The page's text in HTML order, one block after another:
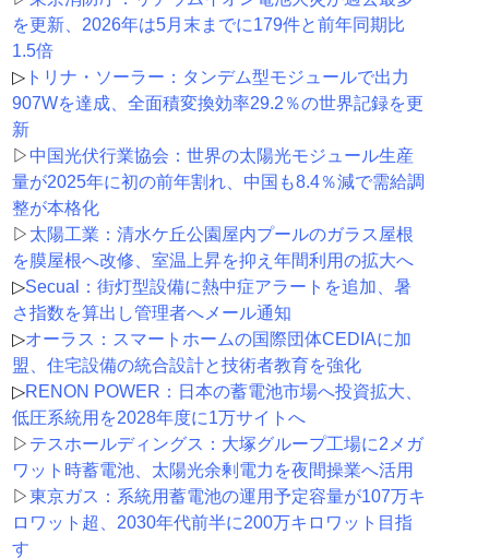
を更新、2026年は5月末までに179件と前年同期比
1.5倍
▷トリナ・ソーラー：タンデム型モジュールで出力
907Wを達成、全面積変換効率29.2％の世界記録を更
新
▷ 中国光伏行業協会：世界の太陽光モジュール生産
量が2025年に初の前年割れ、中国も8.4％減で需給調
整が本格化
▷ 太陽工業：清水ケ丘公園屋内プールのガラス屋根
を膜屋根へ改修、室温上昇を抑え年間利用の拡大へ
▷Secual：街灯型設備に熱中症アラートを追加、暑
さ指数を算出し管理者へメール通知
▷オーラス：スマートホームの国際団体CEDIAに加
盟、住宅設備の統合設計と技術者教育を強化
▷RENON POWER：日本の蓄電池市場へ投資拡大、
低圧系統用を2028年度に1万サイトへ
▷ テスホールディングス：大塚グループ工場に2メガ
ワット時蓄電池、太陽光余剰電力を夜間操業へ活用
▷東京ガス：系統用蓄電池の運用予定容量が107万キ
ロワット超、2030年代前半に200万キロワット目指
す